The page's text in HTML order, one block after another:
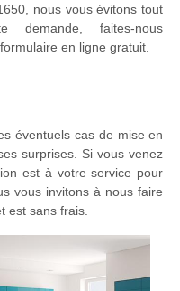
nous vous évitons tout
demande, faites-nous
en ligne gratuit.
éventuels cas de mise en
surprises. Si vous venez
est à votre service pour
vous invitons à nous faire
est sans frais.